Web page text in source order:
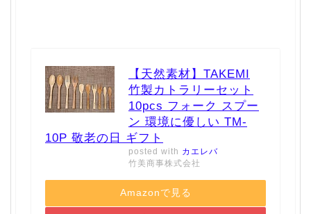
【天然素材】TAKEMI
竹製カトラリーセット
10pcs フォーク スプー
ン 環境に優しい TM-
10P 敬老の日 ギフト
posted with カエレバ
竹美商事株式会社
Amazonで見る